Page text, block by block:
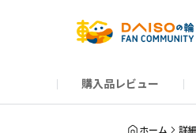
購入品レビュー
だんぜんトーク
運営からのお知
ーSP Blogー
プレゼントキャン
1周年記念キャン
公式ホームページ
ホーム 詳